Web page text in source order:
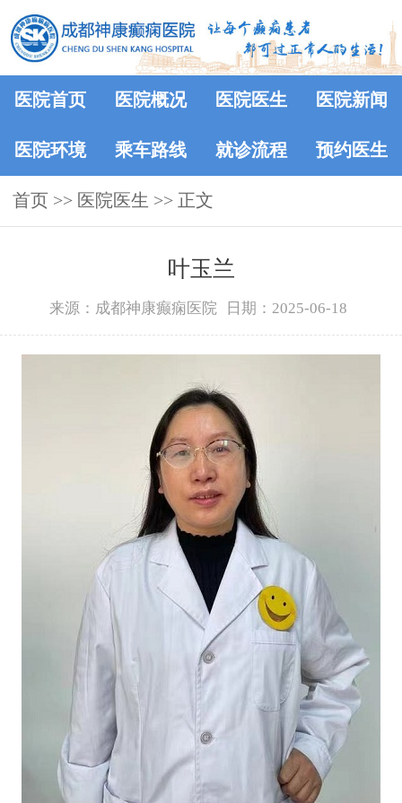
医院首页 医院概况 医院医生 医院新闻
医院环境 乘车路线 就诊流程 预约医生
首页 >> 医院医生 >> 正文
叶玉兰
来源：成都神康癫痫医院 日期：2025-06-18